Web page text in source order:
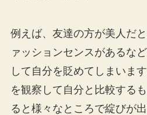
例えば、友達の方が美人だ
ァッションセンスがあるな
して自分を貶めてしまいま
を観察して自分と比較する
ると様々なところで綻びが